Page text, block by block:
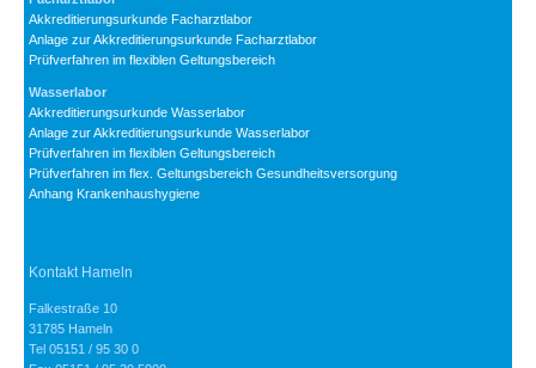
Akkreditierungsurkunde Facharztlabor
Anlage zur Akkreditierungsurkunde Facharztlabor
Prüfverfahren im flexiblen Geltungsbereich
Wasserlabor
Akkreditierungsurkunde Wasserlabor
Anlage zur Akkreditierungsurkunde Wasserlabor
Prüfverfahren im flexiblen Geltungsbereich
Prüfverfahren im flex. Geltungsbereich Gesundheitsversorgung
Anhang Krankenhaushygiene
Kontakt Hameln
Falkestraße 10
31785 Hameln
Tel 05151 / 95 30 0